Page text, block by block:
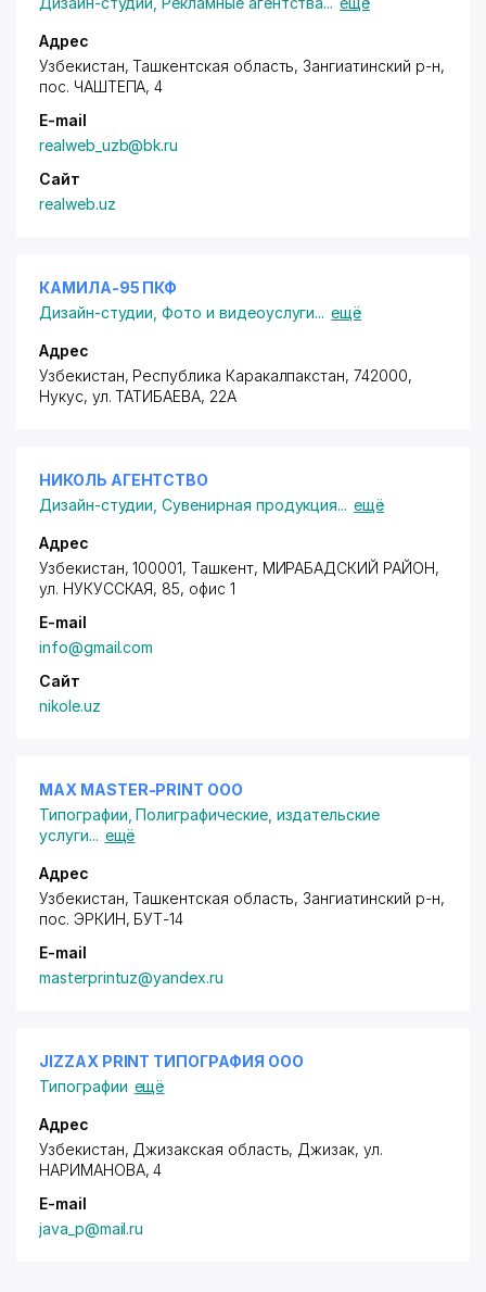
Адрес
Узбекистан, Ташкентская область, Зангиатинский р-н,
пос. ЧАШТЕПА, 4
E-mail
realweb_uzb@bk.ru
Сайт
realweb.uz
КАМИЛА-95 ПКФ
Дизайн-студии ,Фото и видеоуслуги... ещё
Адрес
Узбекистан, Республика Каракалпакстан, 742000,
Нукус, ул. ТАТИБАЕВА, 22А
НИКОЛЬ АГЕНТСТВО
Дизайн-студии ,Сувенирная продукция... ещё
Адрес
Узбекистан, 100001, Ташкент, МИРАБАДСКИЙ РАЙОН,
ул. НУКУССКАЯ, 85, офис 1
E-mail
info@gmail.com
Сайт
nikole.uz
MAX MASTER-PRINT ООО
Типографии ,Полиграфические, издательские
услуги... ещё
Адрес
Узбекистан, Ташкентская область, Зангиатинский р-н,
пос. ЭРКИН, БУТ-14
E-mail
masterprintuz@yandex.ru
JIZZAX PRINT ТИПОГРАФИЯ ООО
Типографии ещё
Адрес
Узбекистан, Джизакская область, Джизак, ул.
НАРИМАНОВА, 4
E-mail
java_p@mail.ru